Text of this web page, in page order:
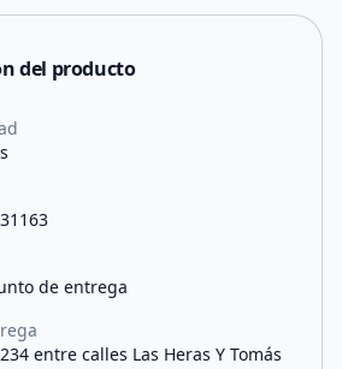
del producto
de entrega
entre calles Las Heras Y Tomás